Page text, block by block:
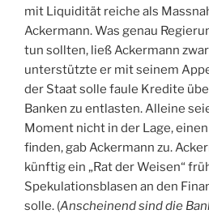
mit Liquidität reiche als
Ackermann. Was genau
tun sollten, ließ Ackermann
unterstützte er mit seinem
der Staat solle faule Kredite
Banken zu entlasten. Alleine
Moment nicht in der Lage,
finden, gab Ackermann zu.
künftig ein „Rat der Weisen“
Spekulationsblasen an den
solle. (Anscheinend sind die